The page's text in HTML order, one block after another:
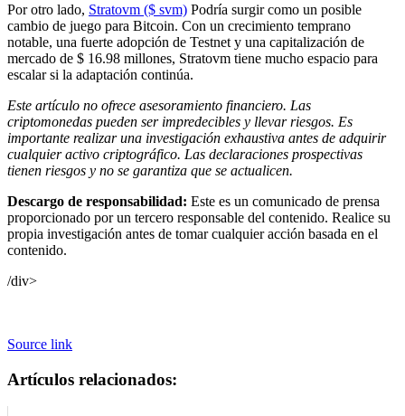
Por otro lado, Stratovm ($ svm) Podría surgir como un posible
cambio de juego para Bitcoin. Con un crecimiento temprano
notable, una fuerte adopción de Testnet y una capitalización de
mercado de $ 16.98 millones, Stratovm tiene mucho espacio para
escalar si la adaptación continúa.
Este artículo no ofrece asesoramiento financiero. Las
criptomonedas pueden ser impredecibles y llevar riesgos. Es
importante realizar una investigación exhaustiva antes de adquirir
cualquier activo criptográfico. Las declaraciones prospectivas
tienen riesgos y no se garantiza que se actualicen.
Descargo de responsabilidad: Este es un comunicado de prensa
proporcionado por un tercero responsable del contenido. Realice su
propia investigación antes de tomar cualquier acción basada en el
contenido.
/div>
Source link
Artículos relacionados: